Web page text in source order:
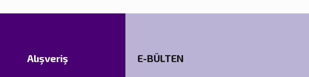
Alışveriş E-BÜLTEN